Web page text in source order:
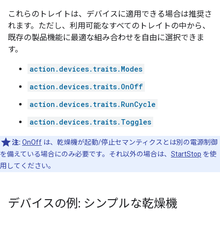
これらのトレイトは、デバイスに適用できる場合は推奨さ
れます。ただし、利用可能なすべてのトレイトの中から、
既存の製品機能に最適な組み合わせを自由に選択できま
す。
action.devices.traits.Modes
action.devices.traits.OnOff
action.devices.traits.RunCycle
action.devices.traits.Toggles
注: OnOff は、乾燥機が起動/停止セマンティクスとは別の電源制御
を備えている場合にのみ必要です。それ以外の場合は、 StartStop を使
用してください。
デバイスの例: シンプルな乾燥機